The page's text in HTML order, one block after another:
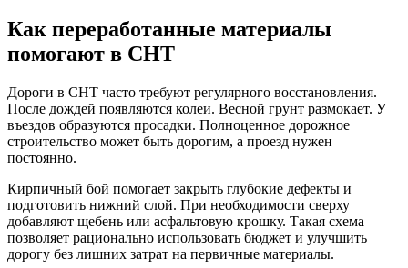
Как переработанные материалы
помогают в СНТ
Дороги в СНТ часто требуют регулярного восстановления.
После дождей появляются колеи. Весной грунт размокает. У
въездов образуются просадки. Полноценное дорожное
строительство может быть дорогим, а проезд нужен
постоянно.
Кирпичный бой помогает закрыть глубокие дефекты и
подготовить нижний слой. При необходимости сверху
добавляют щебень или асфальтовую крошку. Такая схема
позволяет рационально использовать бюджет и улучшить
дорогу без лишних затрат на первичные материалы.